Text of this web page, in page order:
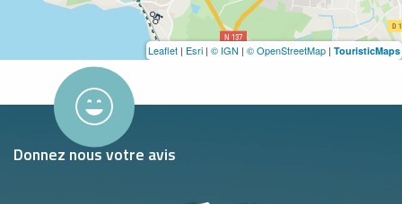
Leaflet | Esri | © IGN | © OpenStreetMap | TouristicMaps
Donnez nous votre avis